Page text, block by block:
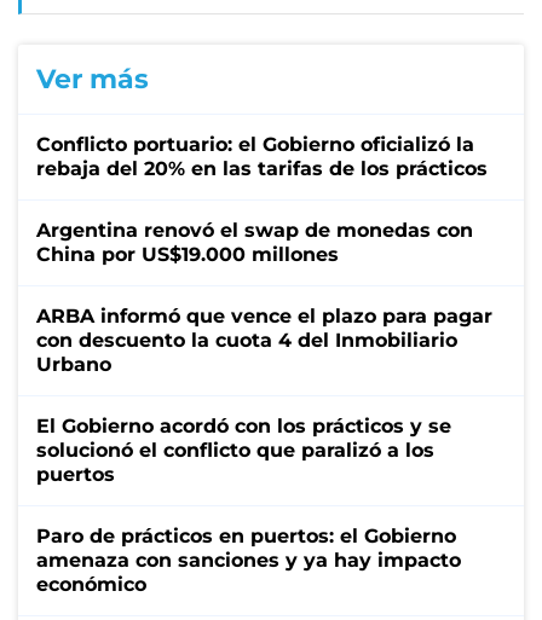
Ver más
Conflicto portuario: el Gobierno oficializó la
rebaja del 20% en las tarifas de los prácticos
Argentina renovó el swap de monedas con
China por US$19.000 millones
ARBA informó que vence el plazo para pagar
con descuento la cuota 4 del Inmobiliario
Urbano
El Gobierno acordó con los prácticos y se
solucionó el conflicto que paralizó a los
puertos
Paro de prácticos en puertos: el Gobierno
amenaza con sanciones y ya hay impacto
económico